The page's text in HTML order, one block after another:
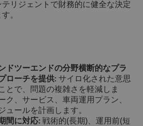
リジェントで財務的に健全な決定
。
ドツーエンドの分野横断的なプラ
ローチを提供: サイロ化された意思
とで、問題の複雑さを軽減しま
ク、サービス、車両運用プラン、
ュールを計画します。
間に対応: 戦術的(長期)、運用前(短